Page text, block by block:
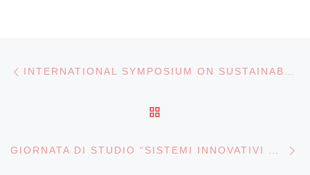
Post navigation